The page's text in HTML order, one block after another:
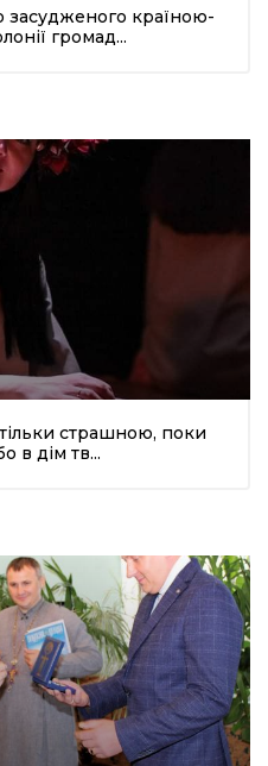
засудженого країною-
громад...
страшною, поки
в дім тв...